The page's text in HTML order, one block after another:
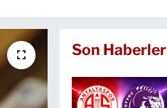
Son Haberler